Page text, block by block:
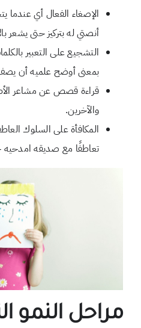
الإصغاء الفعال أي
أنصتي له بتركيز حتى يشعر
التشجيع على التعبير
بمعنى أوضح علميه أن
قراءة قصص عن مشاعر
والآخرين.
المكافأة على السلوك
تعاطفًا مع صديقه امدحيه
مراحل النمو